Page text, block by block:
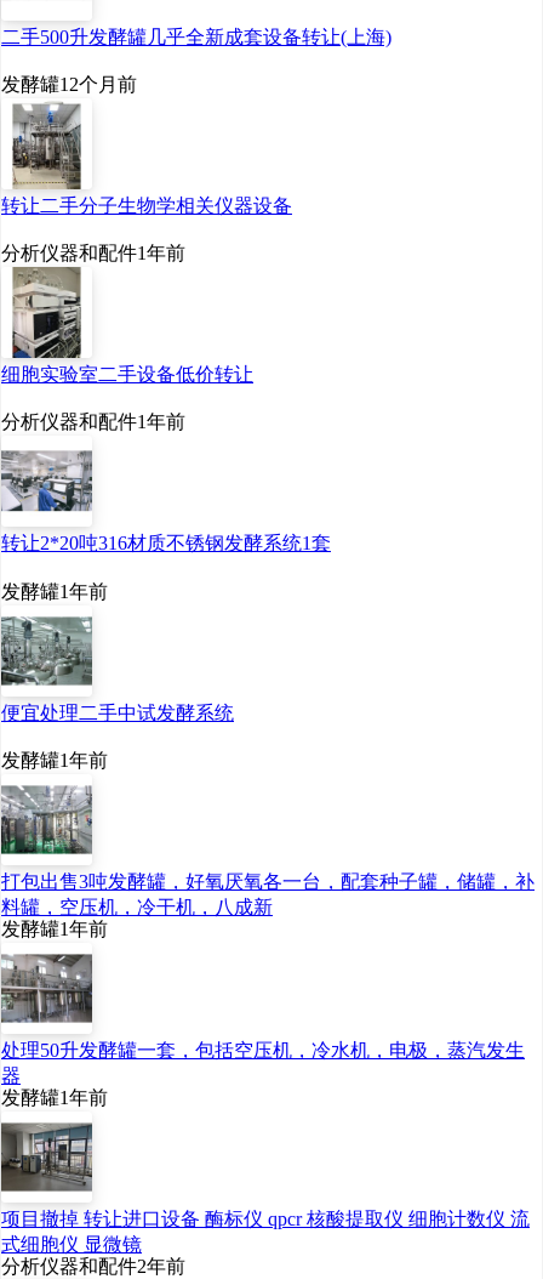
二手500升发酵罐几乎全新成套设备转让(上海)
发酵罐12个月前
转让二手分子生物学相关仪器设备
分析仪器和配件1年前
细胞实验室二手设备低价转让
分析仪器和配件1年前
转让2*20吨316材质不锈钢发酵系统1套
发酵罐1年前
便宜处理二手中试发酵系统
发酵罐1年前
打包出售3吨发酵罐，好氧厌氧各一台，配套种子罐，储罐，补
料罐，空压机，冷干机，八成新
发酵罐1年前
处理50升发酵罐一套，包括空压机，冷水机，电极，蒸汽发生
器
发酵罐1年前
项目撤掉 转让进口设备 酶标仪 qpcr 核酸提取仪 细胞计数仪 流
式细胞仪 显微镜
分析仪器和配件2年前